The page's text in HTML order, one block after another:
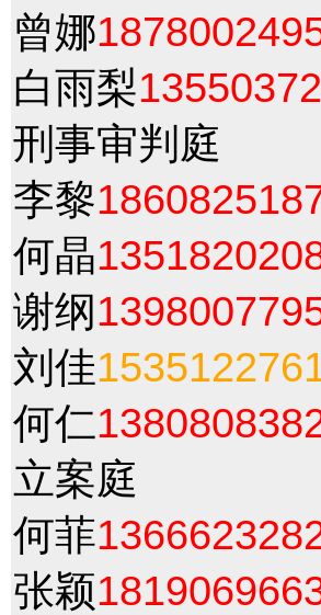
曾娜
白雨梨
刑事审判庭
李黎
何晶
谢纲
刘佳
何仁
立案庭
何菲
张颖